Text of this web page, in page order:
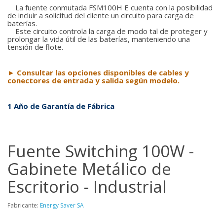
La fuente conmutada FSM100H E cuenta con la posibilidad
de incluir a solicitud del cliente un circuito para carga de
baterías.
Este circuito controla la carga de modo tal de proteger y
prolongar la vida útil de las baterías, manteniendo una
tensión de flote.
► Consultar las opciones disponibles de cables y
conectores de entrada y salida según modelo.
1 Año de Garantía de Fábrica
Fuente Switching 100W -
Gabinete Metálico de
Escritorio - Industrial
Fabricante: Energy Saver SA